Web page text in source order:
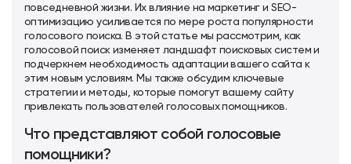
повседневной жизни. Их влияние на маркетинг иSEO-
оптимизацию усиливается по мере роста популярности
голосового поиска. В этой статье мы рассмотрим, как
голосовой поиск изменяет ландшафт поисковых систем и
подчеркнем необходимость адаптации вашего сайта к
этим новым условиям. Мы также обсудим ключевые
стратегии и методы, которые помогут вашему сайту
привлекать пользователей голосовых помощников.
Что представляют собой голосовые
помощники?